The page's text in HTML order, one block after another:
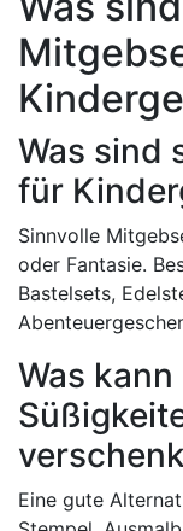
Was sind
für
Sinnvolle
oder Fantasie.
Bastelsets,
Was
Eine gute